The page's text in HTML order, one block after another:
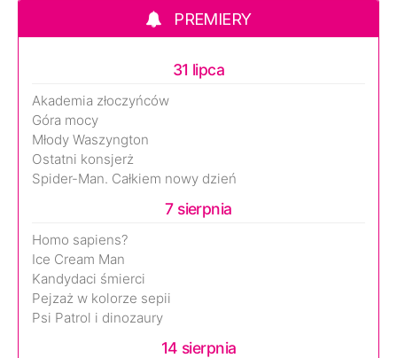
PREMIERY
31 lipca
Akademia złoczyńców
Góra mocy
Młody Waszyngton
Ostatni konsjerż
Spider-Man. Całkiem nowy dzień
7 sierpnia
Homo sapiens?
Ice Cream Man
Kandydaci śmierci
Pejzaż w kolorze sepii
Psi Patrol i dinozaury
14 sierpnia